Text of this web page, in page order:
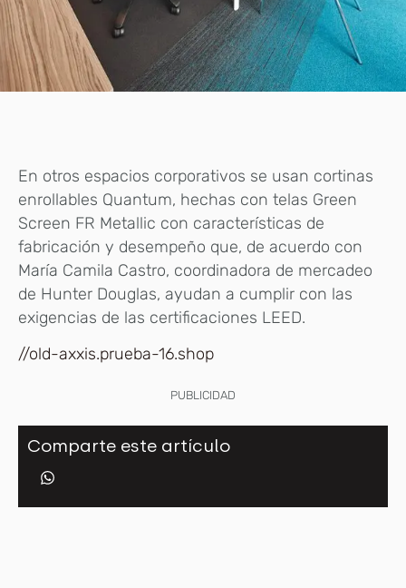
En otros espacios corporativos se usan cortinas
enrollables Quantum, hechas con telas Green
Screen FR Metallic con características de
fabricación y desempeño que, de acuerdo con
María Camila Castro, coordinadora de mercadeo
de Hunter Douglas, ayudan a cumplir con las
exigencias de las certificaciones LEED.
//old-axxis.prueba-16.shop
PUBLICIDAD
Comparte este artículo